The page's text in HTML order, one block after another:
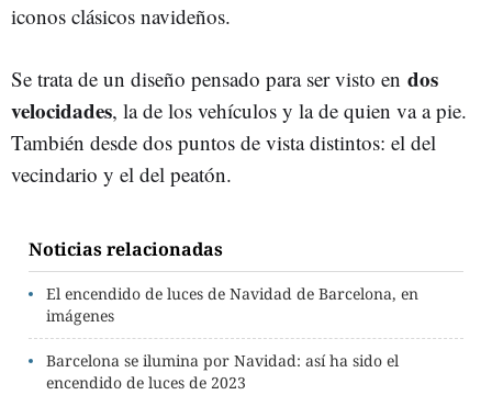
iconos clásicos navideños.
Se trata de un diseño pensado para ser visto en dos
velocidades, la de los vehículos y la de quien va a pie.
También desde dos puntos de vista distintos: el del
vecindario y el del peatón.
Noticias relacionadas
El encendido de luces de Navidad de Barcelona, en
imágenes
Barcelona se ilumina por Navidad: así ha sido el
encendido de luces de 2023